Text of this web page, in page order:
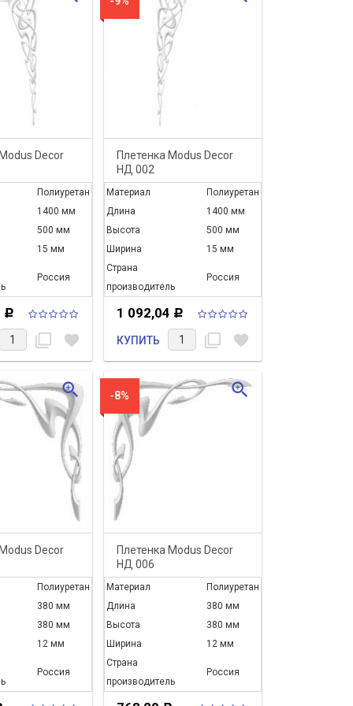
Decor
Полиуретан
1400 мм
500 мм
15 мм
Россия
Р
filter_none favorite
Плетенка Modus Decor
НД 002
Материал
Полиуретан
Длина
1400 мм
Высота
500 мм
Ширина
15 мм
Страна
производитель
Россия
1 092,04 Р
КУПИТЬ filter_none favorite
Decor
Полиуретан
380 мм
380 мм
12 мм
Россия
zoom_in -8%
Плетенка Modus Decor
НД 006
Материал
Полиуретан
Длина
380 мм
Высота
380 мм
Ширина
12 мм
Страна
производитель
Россия
zoom_in